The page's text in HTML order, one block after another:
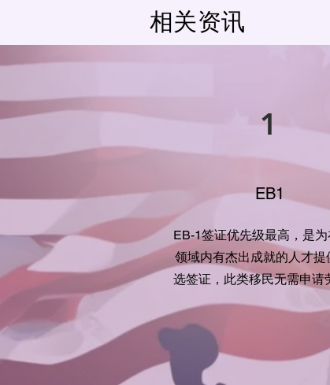
相关资讯
1
EB1
EB-1签证优先级最高，是
领域内有杰出成就的人才提
选签证，此类移民无需申请